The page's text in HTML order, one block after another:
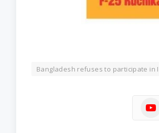
Bangladesh refuses to participate in